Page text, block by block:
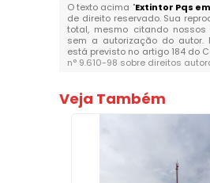
O texto acima "Extintor Pqs
de direito reservado. Sua
total, mesmo citando
sem a autorização do autor.
está previsto no artigo 184 do
n° 9.610-98 sobre direitos
Veja Também